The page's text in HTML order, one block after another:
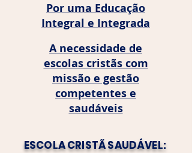
Por uma Educação
Integral e Integrada
A necessidade de
escolas cristãs com
missão e gestão
competentes e
saudáveis
ESCOLA CRISTÃ SAUDÁVEL: